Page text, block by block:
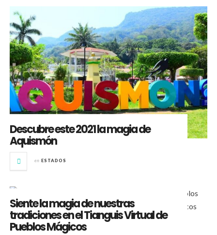
Descubre este 2021 la magia de
Aquismón
en ESTADOS
Siente la magia de nuestras
tradiciones en el Tianguis Virtual de
Pueblos Mágicos